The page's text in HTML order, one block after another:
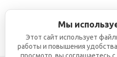
Мы
Этот сайт использует
работы и повышения